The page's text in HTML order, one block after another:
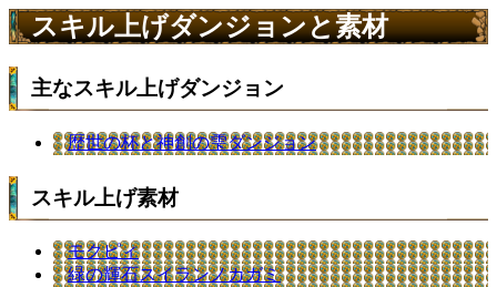
スキル上げダンジョンと素材
主なスキル上げダンジョン
歴世の杯と神創の雫ダンジョン
スキル上げ素材
モクピィ
緑の輝石スイランノカガミ